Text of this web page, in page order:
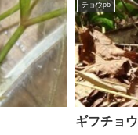
チョウpb
ギフチョウ